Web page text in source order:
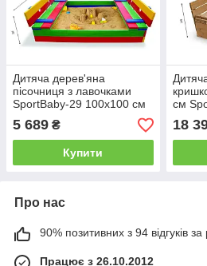
Дитяча дерев'яна
пісочниця з лавочками
SportBaby-29 100х100 см
5 689 ₴
Купити
см
18
Про нас
90% позитивних з 94 відгуків за
Працює з 26.10.2012